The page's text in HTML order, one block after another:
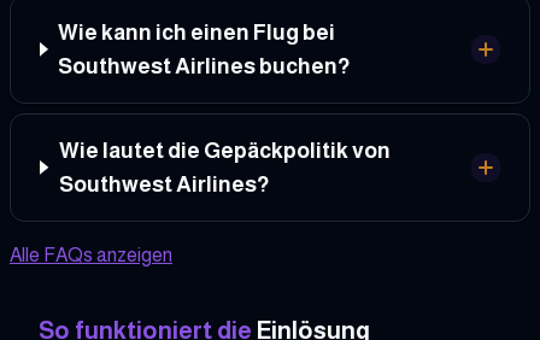
Wie kann ich einen Flug bei
Southwest Airlines buchen?
Wie lautet die Gepäckpolitik von
Southwest Airlines?
Alle FAQs anzeigen
So funktioniert die Einlösung